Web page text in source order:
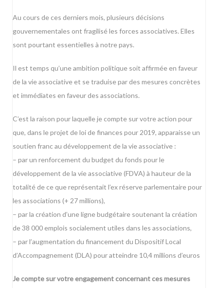
Au cours de ces derniers mois, plusieurs décisions
gouvernementales ont fragilisé les forces associatives. Elles
sont pourtant essentielles à notre pays.
Il est temps qu’une ambition politique soit affirmée en faveur
de la vie associative et se traduise par des mesures concrètes
et immédiates en faveur des associations.
C’est la raison pour laquelle je compte sur votre action pour
que, dans le projet de loi de finances pour 2019, apparaisse un
soutien franc au développement de la vie associative :
– par un renforcement du budget du fonds pour le
développement de la vie associative (FDVA) à hauteur de la
totalité de ce que représentait l’ex réserve parlementaire pour
les associations (+ 27 millions),
– par la création d’une ligne budgétaire soutenant la création
de 38 000 emplois socialement utiles dans les associations,
– par l’augmentation du financement du Dispositif Local
d’Accompagnement (DLA) pour atteindre 10,4 millions d’euros
Je compte sur votre engagement concernant ces mesures